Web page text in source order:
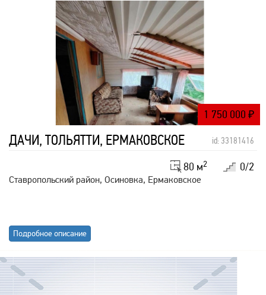
1 750 000 ₽
ДАЧИ, ТОЛЬЯТТИ, ЕРМАКОВСКОЕ id: 33181416
0/2
80 м2
Ставропольский район, Осиновка, Ермаковское
Подробное описание